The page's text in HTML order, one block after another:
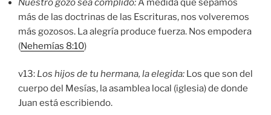
Nuestro gozo sea complido:A medida que sepamos
más de las doctrinas de las Escrituras, nos volveremos
más gozosos. La alegría produce fuerza. Nos empodera
(Nehemías 8:10)
v13: Los hijos de tu hermana, la elegida: Los que son del
cuerpo del Mesías, la asamblea local (iglesia) de donde
Juan está escribiendo.